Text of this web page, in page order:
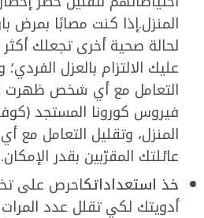
المنزل.إذا كنت مصابًا بمرض
لحالة صحية أخرى تجعلك
عليك الالتزام بالعزل
التعامل مع أي شخص ظهرت
المنزل، وتقليل التعامل
عائلتك المقرّبين بقدر الإمكان.
خذ استعداداتكاحرص على
أدويتك لكي تقلل عدد